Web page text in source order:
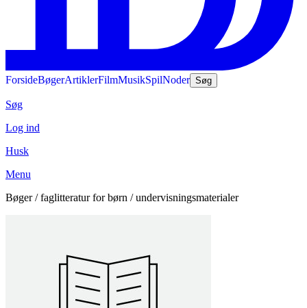
ForsideBøgerArtiklerFilmMusikSpilNoder Søg
Søg
Log ind
Husk
Menu
Bøger / faglitteratur for børn / undervisningsmaterialer